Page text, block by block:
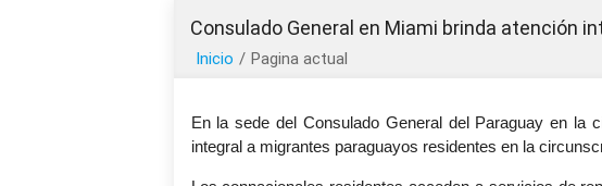
Consulado General en Miami brinda atención
Inicio / Pagina actual
En la sede del Consulado General del Paraguay en la
integral a migrantes paraguayos residentes en la